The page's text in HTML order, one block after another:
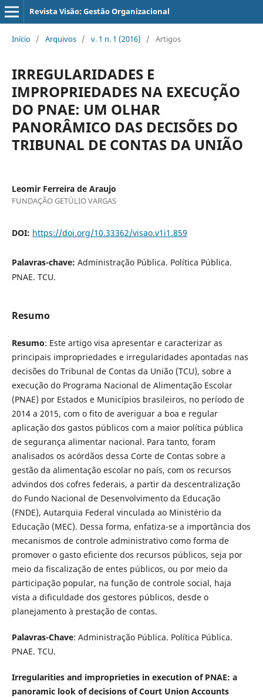
Revista Visão: Gestão Organizacional
Início / Arquivos / v. 1 n. 1 (2016) / Artigos
IRREGULARIDADES E
IMPROPRIEDADES NA EXECUÇÃO
DO PNAE: UM OLHAR
PANORÂMICO DAS DECISÕES DO
TRIBUNAL DE CONTAS DA UNIÃO
Leomir Ferreira de Araujo
FUNDAÇÃO GETÚLIO VARGAS
DOI: https://doi.org/10.33362/visao.v1i1.859
Palavras-chave: Administração Pública. Política Pública.
PNAE. TCU.
Resumo
Resumo: Este artigo visa apresentar e caracterizar as
principais impropriedades e irregularidades apontadas nas
decisões do Tribunal de Contas da União (TCU), sobre a
execução do Programa Nacional de Alimentação Escolar
(PNAE) por Estados e Municípios brasileiros, no período de
2014 a 2015, com o fito de averiguar a boa e regular
aplicação dos gastos públicos com a maior política pública
de segurança alimentar nacional. Para tanto, foram
analisados os acórdãos dessa Corte de Contas sobre a
gestão da alimentação escolar no país, com os recursos
advindos dos cofres federais, a partir da descentralização
do Fundo Nacional de Desenvolvimento da Educação
(FNDE), Autarquia Federal vinculada ao Ministério da
Educação (MEC). Dessa forma, enfatiza-se a importância dos
mecanismos de controle administrativo como forma de
promover o gasto eficiente dos recursos públicos, seja por
meio da fiscalização de entes públicos, ou por meio da
participação popular, na função de controle social, haja
vista a dificuldade dos gestores públicos, desde o
planejamento à prestação de contas.
Palavras-Chave: Administração Pública. Política Pública.
PNAE. TCU.
Irregularities and improprieties in execution of PNAE: a
panoramic look of decisions of Court Union Accounts